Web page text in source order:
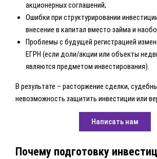
акционерных соглашений;
Ошибки при структурировании
внесение в капитал вместо займа и
Проблемы с будущей регистрацией
ЕГРН (если доли/акции или объекты
являются предметом инвестирования).
В результате – расторжение сделки,
невозможность защитить инвестиции или
Написать нам
Почему подготовку